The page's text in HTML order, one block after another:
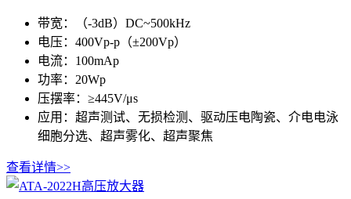
带宽：（-3dB）DC~500kHz
电压：400Vp-p（±200Vp）
电流：100mAp
功率：20Wp
压摆率：≥445V/μs
应用：超声测试、无损检测、驱动压电陶瓷、介电电泳
细胞分选、超声雾化、超声聚焦
查看详情>>